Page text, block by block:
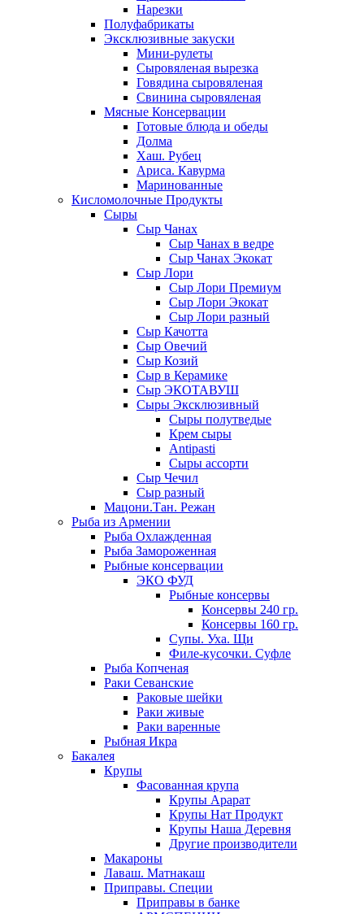
Нарезки
Полуфабрикаты
Эксклюзивные закуски
Мини-рулеты
Сыровяленая вырезка
Говядина сыровяленая
Свинина сыровяленая
Мясные Консервации
Готовые блюда и обеды
Долма
Хаш. Рубец
Ариса. Кавурма
Маринованные
Кисломолочные Продукты
Сыры
Сыр Чанах
Сыр Чанах в ведре
Сыр Чанах Экокат
Сыр Лори
Сыр Лори Премиум
Сыр Лори Экокат
Сыр Лори разный
Сыр Качотта
Сыр Овечий
Сыр Козий
Сыр в Керамике
Сыр ЭКОТАВУШ
Сыры Эксклюзивный
Сыры полутведые
Крем сыры
Antipasti
Сыры ассорти
Сыр Чечил
Сыр разный
Мацони.Тан. Режан
Рыба из Армении
Рыба Охлажденная
Рыба Замороженная
Рыбные консервации
ЭКО ФУД
Рыбные консервы
Консервы 240 гр.
Консервы 160 гр.
Супы. Уха. Щи
Филе-кусочки. Суфле
Рыба Копченая
Раки Севанские
Раковые шейки
Раки живые
Раки варенные
Рыбная Икра
Бакалея
Крупы
Фасованная крупа
Крупы Арарат
Крупы Нат Продукт
Крупы Наша Деревня
Другие производители
Макароны
Лаваш. Матнакаш
Приправы. Специи
Приправы в банке